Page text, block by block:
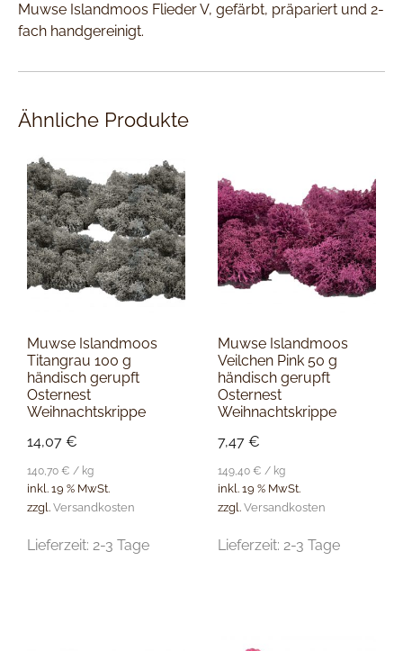
Muwse Islandmoos Flieder V, gefärbt, präpariert und 2-
fach handgereinigt.
Ähnliche Produkte
Muwse Islandmoos
Titangrau 100 g
händisch gerupft
Osternest
Weihnachtskrippe
14,07 €
140,70 € / kg
inkl. 19 % MwSt.
zzgl. Versandkosten
Lieferzeit: 2-3 Tage
Muwse Islandmoos
Veilchen Pink 50 g
händisch gerupft
Osternest
Weihnachtskrippe
7,47€
149,40€ / kg
inkl. 19 % MwSt.
zzgl.Versandkosten
Lieferzeit: 2-3 Tage